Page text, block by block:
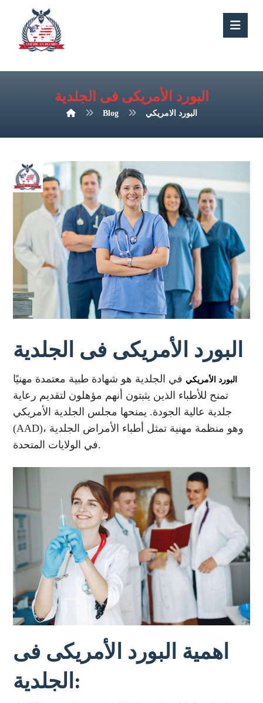
البورد الأمريكى فى الجلدية
Blog البورد الامريكي
البورد الأمريكى فى الجلدية
البورد الأمريكي في الجلدية هو شهادة طبية معتمدة مهنيًا
تمنح للأطباء الذين يثبتون أنهم مؤهلون لتقديم رعاية
جلدية عالية الجودة. يمنحها مجلس الجلدية الأمريكي
(AAD)، وهو منظمة مهنية تمثل أطباء الأمراض الجلدية
في الولايات المتحدة.
اهمية البورد الأمريكى فى
الجلدية: